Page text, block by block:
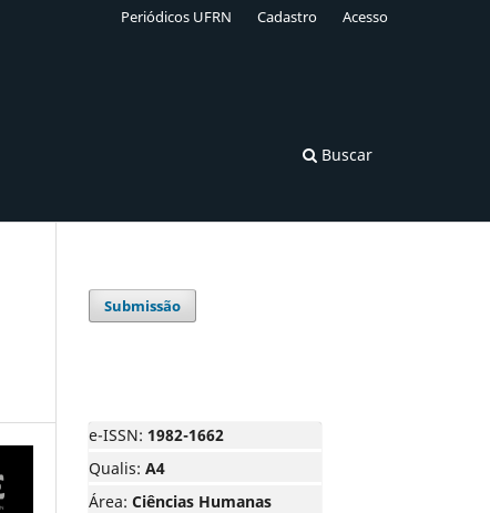
Buscar
Periódicos UFRN Cadastro Acesso
Submissão
e-ISSN: 1982-1662
Qualis: A4
Área: Ciências Humanas